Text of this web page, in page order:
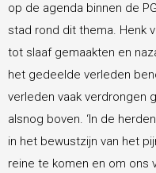
op de agenda binnen de
stad rond dit thema. Henk
tot slaaf gemaakten en
het gedeelde verleden
verleden vaak verdrongen
alsnog boven. ‘In de
in het bewustzijn van het
reine te komen en om ons